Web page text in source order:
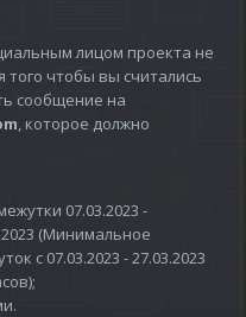
лицом проекта не
того чтобы вы считались
сообщение на
, которое должно
07.03.2023 -
(Минимальное
с 07.03.2023 - 27.03.2023